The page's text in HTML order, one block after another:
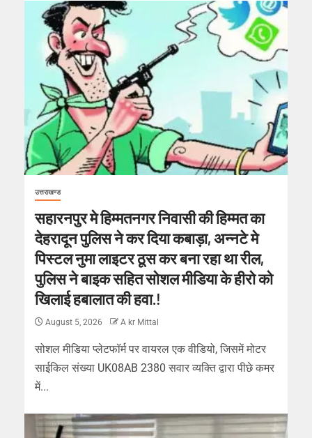
उत्तराखण्ड
सहारनपुर मे हिम्मतनगर निवासी की हिम्मत का
देहरादून पुलिस ने कर दिया कबाड़ा, अन्नटे मे
पिस्टल नुमा लाइटर ठूस कर बना रहा था रील,
पुलिस ने बाइक सहित सोशल मीडिया के हीरो को
खिलाई हबालात की हवा.!
August 5, 2026 A kr Mittal
सोशल मीडिया प्लेटफॉर्म पर वायरल एक वीडियो, जिसमें मोटर
साईकिल संख्या UK08AB 2380 सवार व्यक्ति द्वारा पीछे कमर
में...